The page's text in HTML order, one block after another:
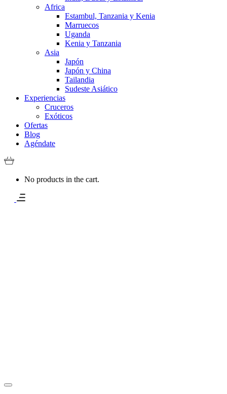
Africa
Estambul, Tanzania y Kenia
Marruecos
Uganda
Kenia y Tanzania
Asia
Japón
Japón y China
Tailandia
Sudeste Asiático
Experiencias
Cruceros
Exóticos
Ofertas
Blog
Agéndate
No products in the cart.